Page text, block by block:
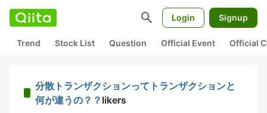
search Login Signup
Trend Stock List Question Official Event Official
分散トランザクションってトランザクションと
何が違うの？？ likers